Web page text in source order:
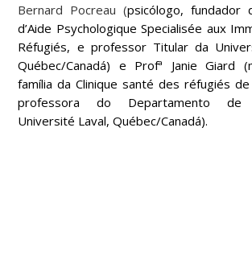
Bernard Pocreau (psicólogo, fundador
d’Aide Psychologique Specialisée aux
Réfugiés, e professor Titular da
Québec/Canadá) e Profª Janie Giard
família da Clinique santé des réfugiés
professora do Departamento de
Université Laval, Québec/Canadá).